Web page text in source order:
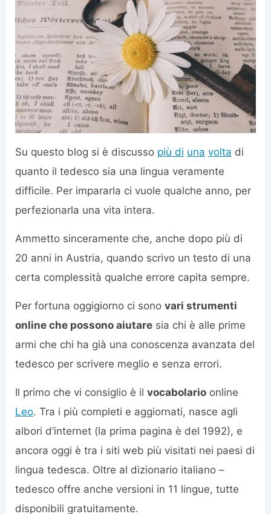
Su questo blog si è discusso più di una volta di
quanto il tedesco sia una lingua veramente
difficile. Per impararla ci vuole qualche anno, per
perfezionarla una vita intera.
Ammetto sinceramente che, anche dopo più di
20 anni in Austria, quando scrivo un testo di una
certa complessità qualche errore capita sempre.
Per fortuna oggigiorno ci sono vari strumenti
online che possono aiutare sia chi è alle prime
armi che chi ha già una conoscenza avanzata del
tedesco per scrivere meglio e senza errori.
Il primo che vi consiglio è il vocabolario online
Leo. Tra i più completi e aggiornati, nasce agli
albori d’internet (la prima pagina è del 1992), e
ancora oggi è tra i siti web più visitati nei paesi di
lingua tedesca. Oltre al dizionario italiano –
tedesco offre anche versioni in 11 lingue, tutte
disponibili gratuitamente.